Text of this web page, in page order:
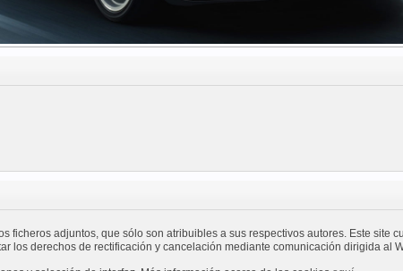
adjuntos, que sólo son atribuibles a sus respectivos autores. Este site
los derechos de rectificación y cancelación mediante comunicación dirigida al